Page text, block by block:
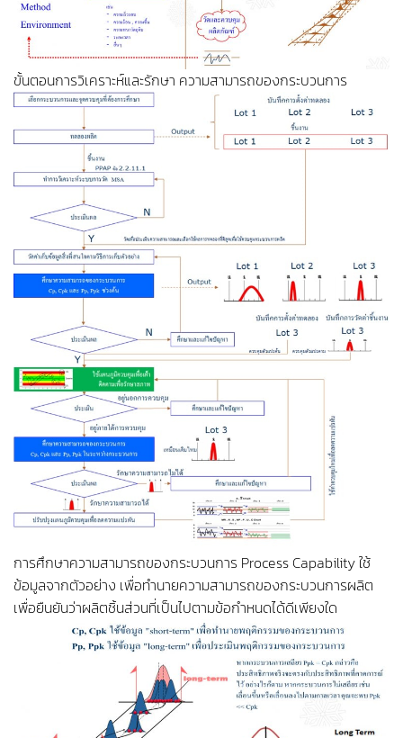
ขั้นตอนการวิเคราะห์และรักษา ความสามารถของกระบวนการ
การศึกษาความสามารถของกระบวนการ Process Capability ใช้
ข้อมูลจากตัวอย่าง เพื่อทำนายความสามารถของกระบวนการผลิต
เพื่อยืนยันว่าผลิตชิ้นส่วนที่เป็นไปตามข้อกำหนดได้ดีเพียงใด